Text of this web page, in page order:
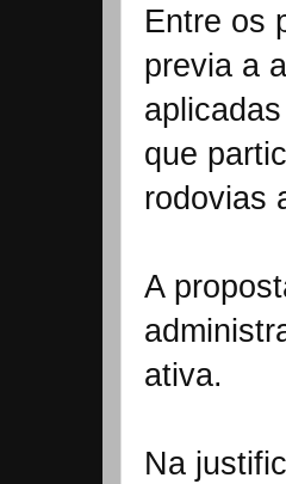
Entre os
previa a
que
rodovias
A
ativa.
Na